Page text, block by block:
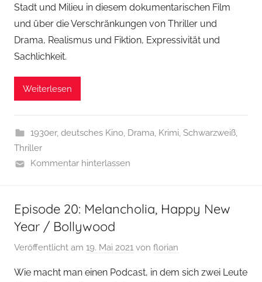
Stadt und Milieu in diesem dokumentarischen Film
und über die Verschränkungen von Thriller und
Drama, Realismus und Fiktion, Expressivität und
Sachlichkeit.
Weiterlesen
1930er, deutsches Kino, Drama, Krimi, Schwarzweiß,
Thriller
Kommentar hinterlassen
Episode 20: Melancholia, Happy New
Year / Bollywood
Veröffentlicht am 19. Mai 2021 von florian
Wie macht man einen Podcast, in dem sich zwei Leute